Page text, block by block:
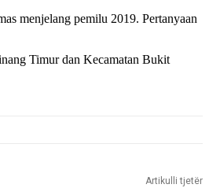
menjelang pemilu 2019. Pertanyaan
Timur dan Kecamatan Bukit
Artikulli tjetër